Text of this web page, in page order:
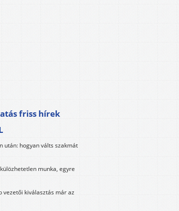
friss hírek
után: hogyan válts szakmát
munka, egyre
vezetői kiválasztás már az